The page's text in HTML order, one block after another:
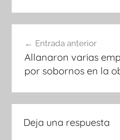
de
entradas
Entrada anterior
Allanaron varias
por sobornos en la
Deja una respuesta